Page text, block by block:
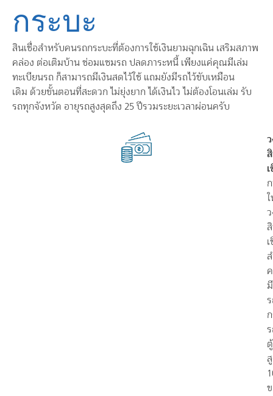
กระบะ
สินเชื่อสำหรับคนรถกระบะที่ต้องการใช้เงินยามฉุกเฉิน เสริมสภาพ
คล่อง ต่อเติมบ้าน ซ่อมแซมรถ ปลดภาระหนี้ เพียงแค่คุณมีเล่ม
ทะเบียนรถ ก็สามารถมีเงินสดไว้ใช้ แถมยังมีรถไว้ขับเหมือน
เดิม ด้วยขั้นตอนที่สะดวก ไม่ยุ่งยาก ได้เงินไว ไม่ต้องโอนเล่ม รับ
รถทุกจังหวัด อายุรถสูงสุดถึง 25 ปีรวมระยะเวลาผ่อนครับ
มี
ตู้